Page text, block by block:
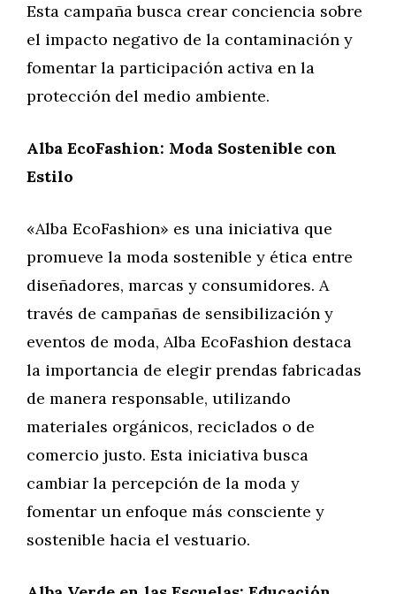
Esta campaña busca crear conciencia sobre
el impacto negativo de la contaminación y
fomentar la participación activa en la
protección del medio ambiente.
Alba EcoFashion: Moda Sostenible con
Estilo
«Alba EcoFashion» es una iniciativa que
promueve la moda sostenible y ética entre
diseñadores, marcas y consumidores. A
través de campañas de sensibilización y
eventos de moda, Alba EcoFashion destaca
la importancia de elegir prendas fabricadas
de manera responsable, utilizando
materiales orgánicos, reciclados o de
comercio justo. Esta iniciativa busca
cambiar la percepción de la moda y
fomentar un enfoque más consciente y
sostenible hacia el vestuario.